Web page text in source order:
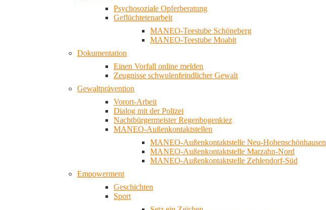
Psychosoziale Opferberatung
Geflüchtetenarbeit
MANEO-Teestube Schöneberg
MANEO-Teestube Moabit
Dokumentation
Einen Vorfall online melden
Zeugnisse schwulenfeindlicher Gewalt
Gewaltprävention
Vorort-Arbeit
Dialog mit der Polizei
Nachtbürgermeister Regenbogenkiez
MANEO-Außenkontaktstellen
MANEO-Außenkontaktstelle Neu-Hohenschönhausen
MANEO-Außenkontaktstelle Marzahn-Nord
MANEO-Außenkontaktstelle Zehlendorf-Süd
Empowerment
Geschichten
Sport